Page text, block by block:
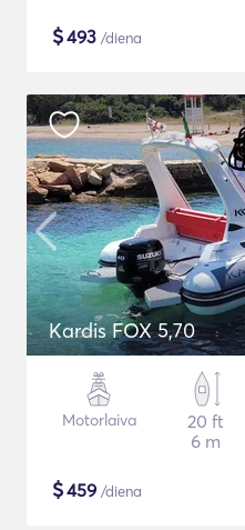
$493 /diena
Kardis FOX 5,70
Motorlaiva
20 ft
6 m
$459 /diena